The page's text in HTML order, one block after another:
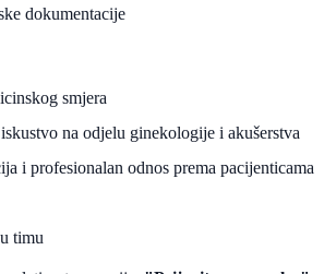
dokumentacije
smjera
na odjelu ginekologije i akušerstva
i profesionalan odnos prema pacijenticama
timu